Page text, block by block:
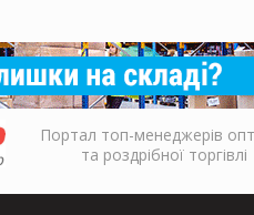
Портал топ-менеджерів
та роздрібної торгівлі